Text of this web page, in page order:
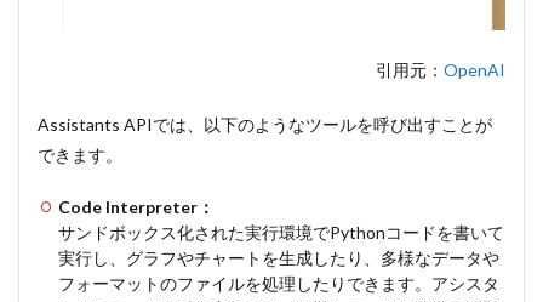
引用元： OpenAI
Assistants APIでは、以下のようなツールを呼び出すことが
できます。
Code Interpreter：
サンドボックス化された実行環境でPythonコードを書いて
実行し、グラフやチャートを生成したり、多様なデータや
フォーマットのファイルを処理したりできます。アシスタ